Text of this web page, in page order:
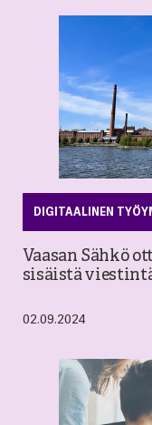
DIGITAALINEN
Vaasan Sähkö
sisäistä
02.09.2024